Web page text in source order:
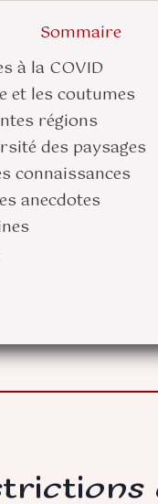
Sommaire
à la COVID
et les coutumes
régions
des paysages
connaissances
anecdotes